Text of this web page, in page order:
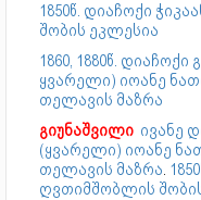
1850წ. დიაჩოქი
შობის ეკლესია
1860, 1880წ.
ყვარელი) იოანე
თელავის მაზრა
გიუნაშვილი ივანე
(ყვარელი) იოანე
თელავის მაზრა.
ღვთიმშობლის